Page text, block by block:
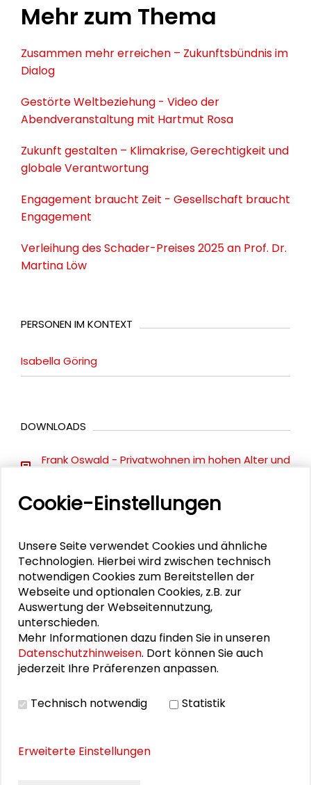
Mehr zum Thema
Zusammen mehr erreichen – Zukunftsbündnis im
Dialog
Gestörte Weltbeziehung - Video der
Abendveranstaltung mit Hartmut Rosa
Zukunft gestalten – Klimakrise, Gerechtigkeit und
globale Verantwortung
Engagement braucht Zeit - Gesellschaft braucht
Engagement
Verleihung des Schader-Preises 2025 an Prof. Dr.
Martina Löw
PERSONEN IM KONTEXT
Isabella Göring
DOWNLOADS
Frank Oswald - Privatwohnen im hohen Alter und
Johannes Pantel - Medizinische Versorgung bei
Demenz (PDF)
Isabella Goering - Stadtplanung und Demenz
(PDF)
Dokumentation der Veranstaltungsreihe
Demenz
BILDERGALERIE
Menschen mit Demenz
THEMEN ZU DIESEM BEITRAG
Cookie-Einstellungen
Unsere Seite verwendet Cookies und ähnliche
Technologien. Hierbei wird zwischen technisch
notwendigen Cookies zum Bereitstellen der
Webseite und optionalen Cookies, z.B. zur
Auswertung der Webseitennutzung,
unterschieden.
Mehr Informationen dazu finden Sie in unseren
Datenschutzhinweisen. Dort können Sie auch
jederzeit Ihre Präferenzen anpassen.
Technisch notwendig Statistik
Erweiterte Einstellungen